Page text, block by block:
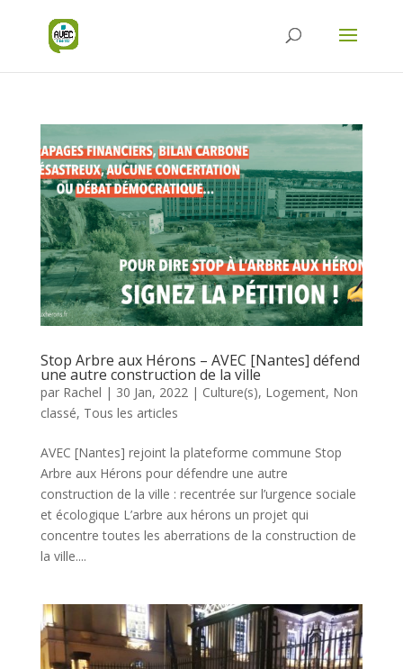
Stop Arbre aux Hérons – AVEC [Nantes] défend
une autre construction de la ville
par Rachel | 30 Jan, 2022| Culture(s), Logement, Non
classé, Tous les articles
AVEC [Nantes] rejoint la plateforme commune Stop
Arbre aux Hérons pour défendre une autre
construction de la ville : recentrée sur l’urgence sociale
et écologique L’arbre aux hérons un projet qui
concentre toutes les aberrations de la construction de
la ville....